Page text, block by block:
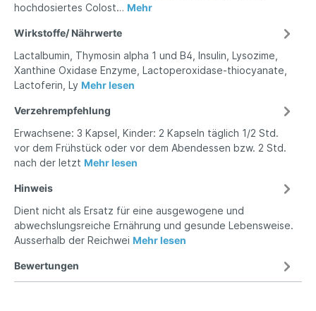
hochdosiertes Colost… Mehr
Wirkstoffe/ Nährwerte
Lactalbumin, Thymosin alpha 1 und B4, Insulin, Lysozime,
Xanthine Oxidase Enzyme, Lactoperoxidase-thiocyanate,
Lactoferin, Ly Mehr lesen
Verzehrempfehlung
Erwachsene: 3 Kapsel, Kinder: 2 Kapseln täglich 1/2 Std.
vor dem Frühstück oder vor dem Abendessen bzw. 2 Std.
nach der letzt Mehr lesen
Hinweis
Dient nicht als Ersatz für eine ausgewogene und
abwechslungsreiche Ernährung und gesunde Lebensweise.
Ausserhalb der Reichwei Mehr lesen
Bewertungen